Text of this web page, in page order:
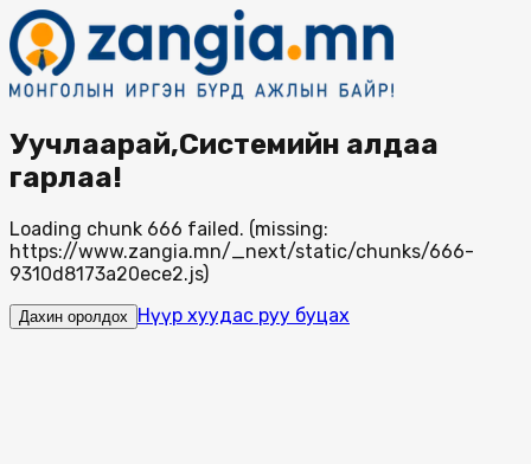
Уучлаарай,Системийн алдаа
гарлаа!
Loading chunk 666 failed. (missing:
https://www.zangia.mn/_next/static/chunks/666-
9310d8173a20ece2.js)
Дахин оролдох Нүүр хуудас руу буцах